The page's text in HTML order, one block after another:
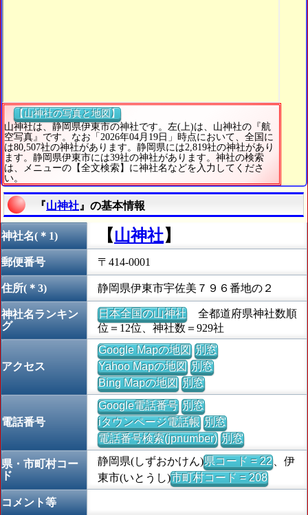
【山神社の写真と地図】
山神社は、静岡県伊東市の神社です。左(上)は、山神社の『航
空写真』です。なお「2026年04月19日」時点において、全国に
は80,507社の神社があります。静岡県には2,819社の神社があり
ます。静岡県伊東市には39社の神社があります。神社の検索
は、メニューの【全文検索】に神社名などを入力してくださ
い。
『山神社 』の基本情報
神社名(＊1) 【山神社】
郵便番号 〒414-0001
住所(＊3) 静岡県伊東市宇佐美７９６番地の２
神社名ランキン
グ
日本全国の山神社全都道府県神社数順
位＝12位、神社数＝929社
アクセス
Google Mapの地図 別窓
Yahoo Mapの地図 別窓
Bing Mapの地図 別窓
電話番号
Google電話番号 別窓
iタウンページ電話帳 別窓
電話番号検索(jpnumber) 別窓
県・市町村コー
ド
静岡県(しずおかけん)県コード = 22、伊
東市(いとうし)市町村コード = 208
コメント等